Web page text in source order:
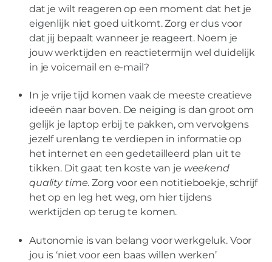
dat je wilt reageren op een moment dat het je
eigenlijk niet goed uitkomt. Zorg er dus voor
dat jij bepaalt wanneer je reageert. Noem je
jouw werktijden en reactietermijn wel duidelijk
in je voicemail en e-mail?
In je vrije tijd komen vaak de meeste creatieve
ideeën naar boven. De neiging is dan groot om
gelijk je laptop erbij te pakken, om vervolgens
jezelf urenlang te verdiepen in informatie op
het internet en een gedetailleerd plan uit te
tikken. Dit gaat ten koste van je weekend
quality time. Zorg voor een notitieboekje, schrijf
het op en leg het weg, om hier tijdens
werktijden op terug te komen.
Autonomie is van belang voor werkgeluk. Voor
jou is ‘niet voor een baas willen werken’